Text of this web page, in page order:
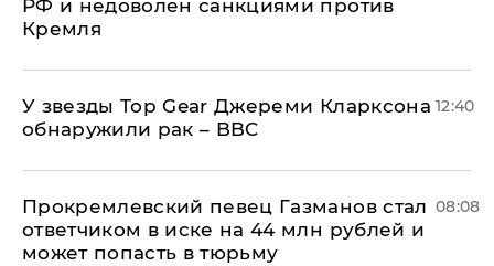
РФ и недоволен санкциями против
Кремля
У звезды Top Gear Джереми Кларксона
обнаружили рак – BBC
12:40
Прокремлевский певец Газманов стал
ответчиком в иске на 44 млн рублей и
может попасть в тюрьму
08:08